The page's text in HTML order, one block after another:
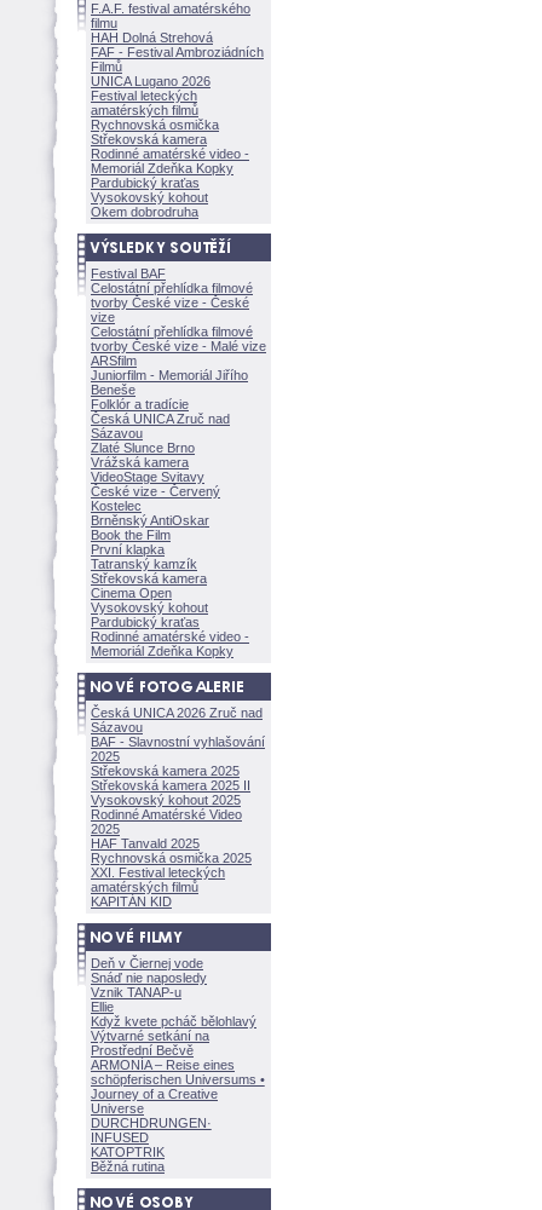
F.A.F. festival amatérského
filmu
HAH Dolná Strehov
FAF - Festival Ambroziádních
Filmů
UNICA Lugano 2026
Festival leteckých
amatérských filmů
Rychnovská osmička
Střekovská kamera
Rodinné amatérské video -
Memoriál Zdeňka Kopky
Pardubický kraťas
Vysokovský kohout
Okem dobrodruha
Festival BAF
Celostátní přehlídka filmové
tvorby České vize - České
vize
Celostátní přehlídka filmové
tvorby České vize - Malé vize
ARSfilm
Juniorfilm - Memoriál Jiřího
Beneše
Folklór a tradície
Česká UNICA Zruč nad
Sázavou
Zlaté Slunce Brno
Vrážská kamera
VideoStage Svitavy
České vize - Červený
Kostelec
Brněnský AntiOskar
Book the Film
První klapka
Tatranský kamzík
Střekovská kamera
Cinema Open
Vysokovský kohout
Pardubický kraťas
Rodinné amatérské video -
Memoriál Zdeňka Kopky
Česká UNICA 2026 Zruč nad
Sázavou
BAF - Slavnostní vyhlašování
2025
Střekovská kamera 2025
Střekovská kamera 2025 II
Vysokovský kohout 2025
Rodinné Amatérské Video
2025
HAF Tanvald 2025
Rychnovská osmička 2025
XXI. Festival leteckých
amatérských filmů
KAPITÁN KID
Deň v Čiernej vode
Snáď nie naposledy
Vznik TANAP-u
Ellie
Když kvete pcháč bělohlavý
Výtvarné setkání na
Prostřední Bečvě
ARMONÍA – Reise eines
schöpferischen Universums •
Journey of a Creative
Universe
DURCHDRUNGEN·
INFUSED
KATOPTRIK
Běžná rutina